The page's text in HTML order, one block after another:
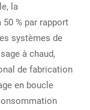
la
% par rapport
systèmes de
à chaud,
de fabrication
en boucle